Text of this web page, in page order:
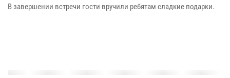
В завершении встречи гости вручили ребятам сладкие подарки.